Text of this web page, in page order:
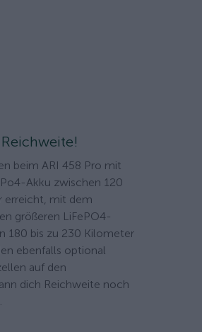
beim ARI 458 Pro mit
Akku zwischen 120
erreicht, mit dem
größeren LiFePO4-
180 bis zu 230 Kilometer
ebenfalls optional
auf den
dich Reichweite noch